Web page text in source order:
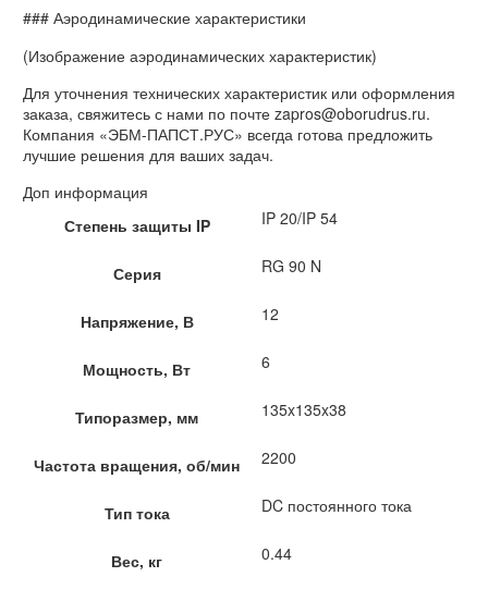
### Аэродинамические характеристики
(Изображение аэродинамических характеристик)
Для уточнения технических характеристик или оформления
заказа, свяжитесь с нами по почте zapros@oborudrus.ru.
Компания «ЭБМ-ПАПСТ.РУС» всегда готова предложить
лучшие решения для ваших задач.
Доп информация
Степень защиты IP
IP 20/IP 54
Серия RG 90 N
Напряжение, В 12
Мощность, Вт 6
Типоразмер, мм 135x135x38
Частота вращения, об/мин 2200
Тип тока DC постоянного тока
Вес, кг 0.44